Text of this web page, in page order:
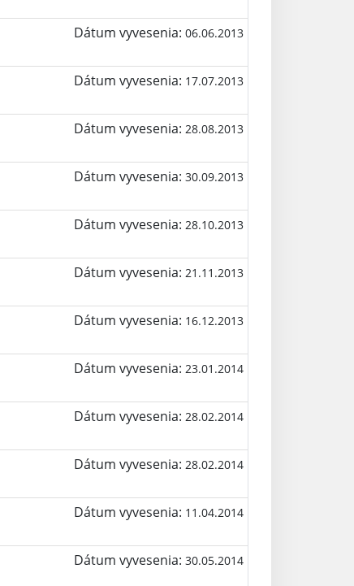
Dátum vyvesenia: 06.06.2013
Dátum vyvesenia: 17.07.2013
Dátum vyvesenia: 28.08.2013
Dátum vyvesenia: 30.09.2013
Dátum vyvesenia: 28.10.2013
Dátum vyvesenia: 21.11.2013
Dátum vyvesenia: 16.12.2013
Dátum vyvesenia: 23.01.2014
Dátum vyvesenia: 28.02.2014
Dátum vyvesenia: 28.02.2014
Dátum vyvesenia: 11.04.2014
Dátum vyvesenia: 30.05.2014